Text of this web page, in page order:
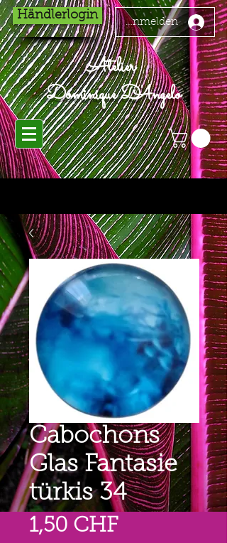
Händlerlogin
Anmelden
Atelier
Dominique D'Angelo
Cabochons
Glas Fantasie
türkis 34
1,50 CHFPreis